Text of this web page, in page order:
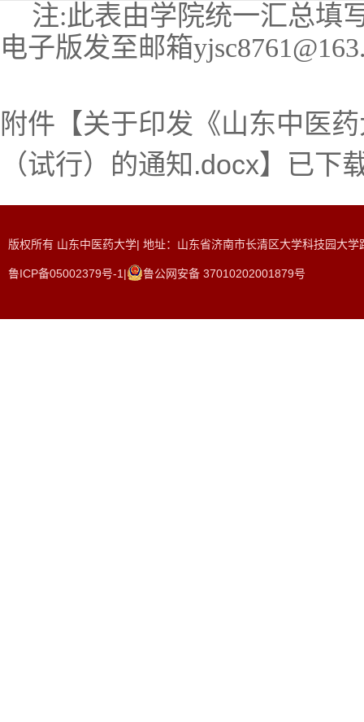
注:此表由学院统一汇总填
电子版发至邮箱
附件【关于印发《山东中医
（试行）的通知.docx】已下
版权所有 山东中医药大学| 地址：山东省济南市长清区大学科技园大
鲁ICP备05002379号-1| 鲁公网安备 37010202001879号